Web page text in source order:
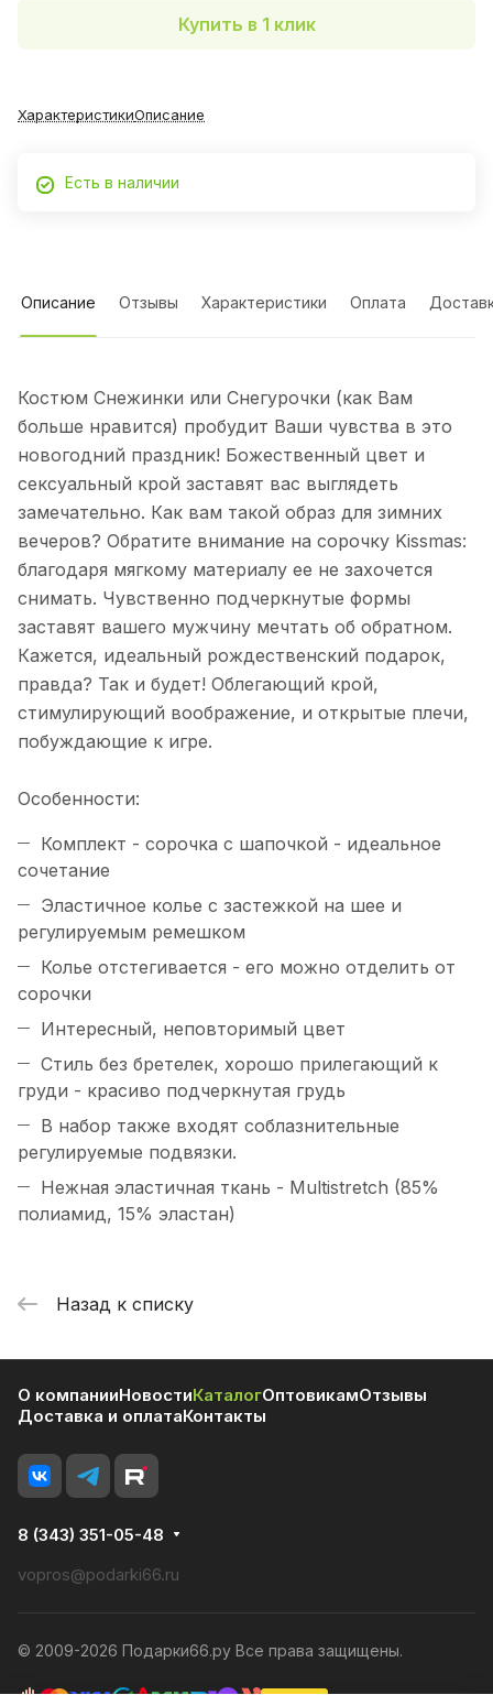
Купить в 1 клик
ХарактеристикиОписание
Есть в наличии
Описание Отзывы Характеристики Оплата
Костюм Снежинки или Снегурочки (как Вам
больше нравится) пробудит Ваши чувства в это
новогодний праздник! Божественный цвет и
сексуальный крой заставят вас выглядеть
замечательно. Как вам такой образ для зимних
вечеров? Обратите внимание на сорочку Kissmas:
благодаря мягкому материалу ее не захочется
снимать. Чувственно подчеркнутые формы
заставят вашего мужчину мечтать об обратном.
Кажется, идеальный рождественский подарок,
правда? Так и будет! Облегающий крой,
стимулирующий воображение, и открытые плечи,
побуждающие к игре.
Особенности:
Комплект - сорочка с шапочкой - идеальное
сочетание
Эластичное колье с застежкой на шее и
регулируемым ремешком
Колье отстегивается - его можно отделить от
сорочки
Интересный, неповторимый цвет
Стиль без бретелек, хорошо прилегающий к
груди - красиво подчеркнутая грудь
В набор также входят соблазнительные
регулируемые подвязки.
Нежная эластичная ткань - Multistretch (85%
полиамид, 15% эластан)
Назад к списку
О компанииНовостиКаталогОптовикамОтзывы
Доставка и оплатаКонтакты
8 (343) 351-05-48
vopros@podarki66.ru
© 2009-2026 Подарки66.ру Все права защищены.